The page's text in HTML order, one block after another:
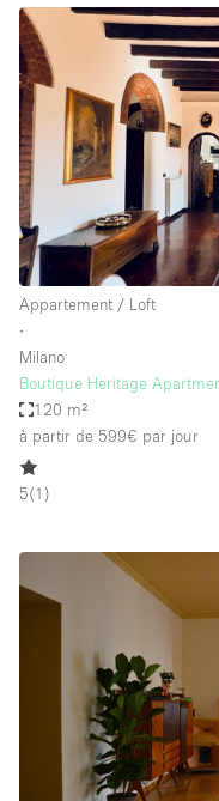
Appartement / Loft
∙
Milano
Boutique Heritage
120 m²
à partir de 599€ par jour
5(1 )